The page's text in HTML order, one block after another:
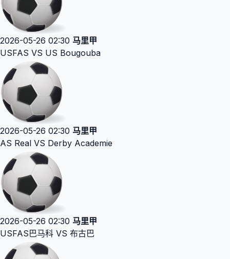
2026-05-26 02:30 马里甲
USFAS VS US Bougouba
2026-05-26 02:30 马里甲
AS Real VS Derby Academie
2026-05-26 02:30 马里甲
USFAS巴马科 VS 布古巴